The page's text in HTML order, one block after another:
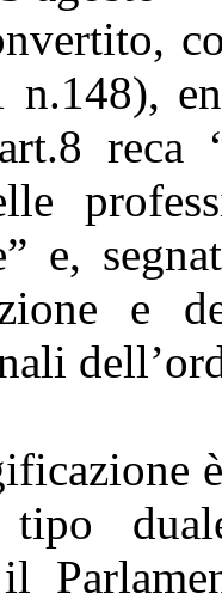
n.148),
reca
e,
e